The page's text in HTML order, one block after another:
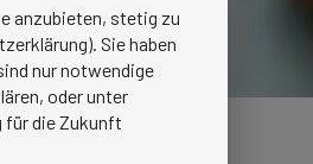
anzubieten, stetig zu
Sie haben
nur notwendige
oder unter
für die Zukunft